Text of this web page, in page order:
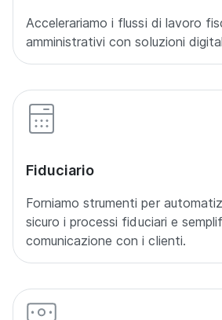
Accelerariamo i flussi di lavoro
amministrativi con soluzioni
Fiduciario
Forniamo strumenti per
sicuro i processi fiduciari e
comunicazione con i clienti.